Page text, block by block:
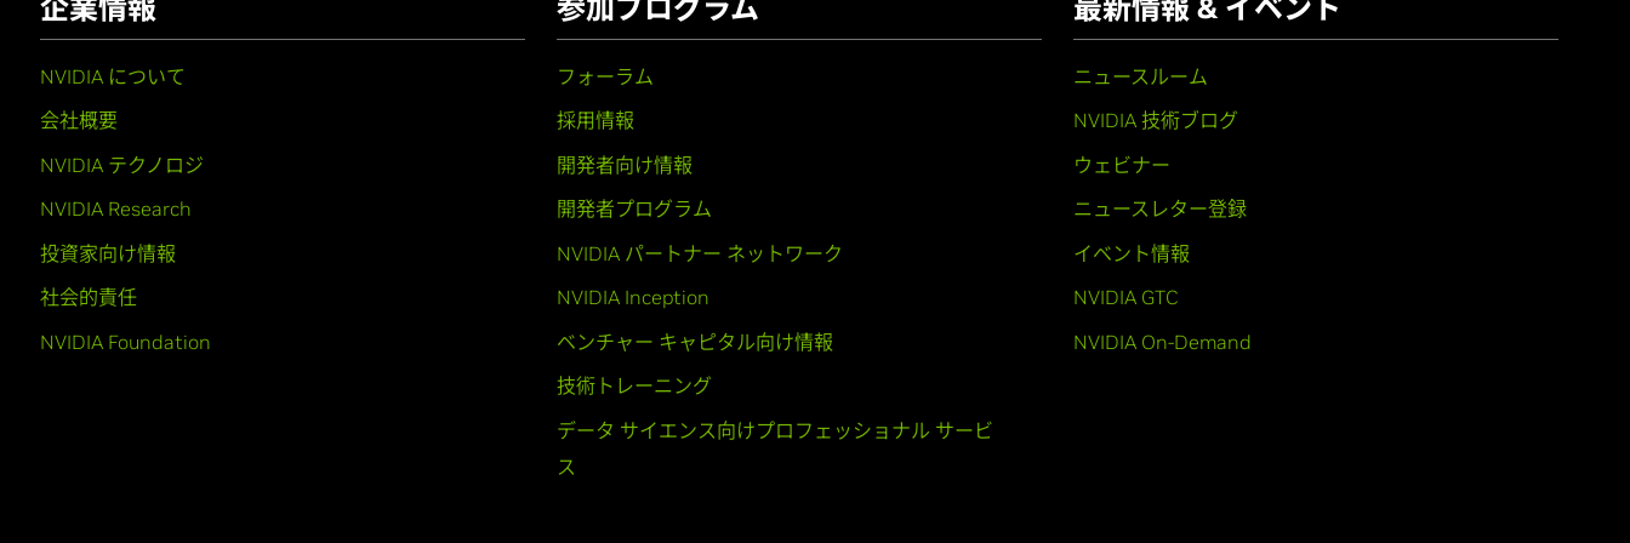
NVIDIA について
会社概要
NVIDIA テクノロジ
NVIDIA Research
投資家向け情報
社会的責任
NVIDIA Foundation
フォーラム
採用情報
開発者向け情報
開発者プログラム
NVIDIA パートナー ネットワーク
NVIDIA Inception
ベンチャー キャピタル向け情報
技術トレーニング
データ サイエンス向けプロフェッショナル サービ
ス
ニュースルーム
NVIDIA 技術ブログ
ウェビナー
ニュースレター登録
イベント情報
NVIDIA GTC
NVIDIA On-Demand